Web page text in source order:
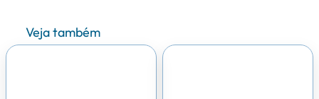
Veja também